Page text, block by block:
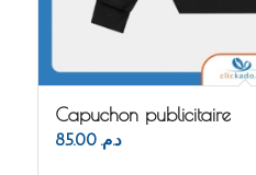
Capuchon publicitaire
د.م. 85.00